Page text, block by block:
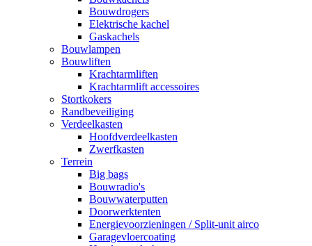
Bouwdrogers
Elektrische kachel
Gaskachels
Bouwlampen
Bouwliften
Krachtarmliften
Krachtarmlift accessoires
Stortkokers
Randbeveiliging
Verdeelkasten
Hoofdverdeelkasten
Zwerfkasten
Terrein
Big bags
Bouwradio's
Bouwwaterputten
Doorwerktenten
Energievoorzieningen / Split-unit airco
Garagevloercoating